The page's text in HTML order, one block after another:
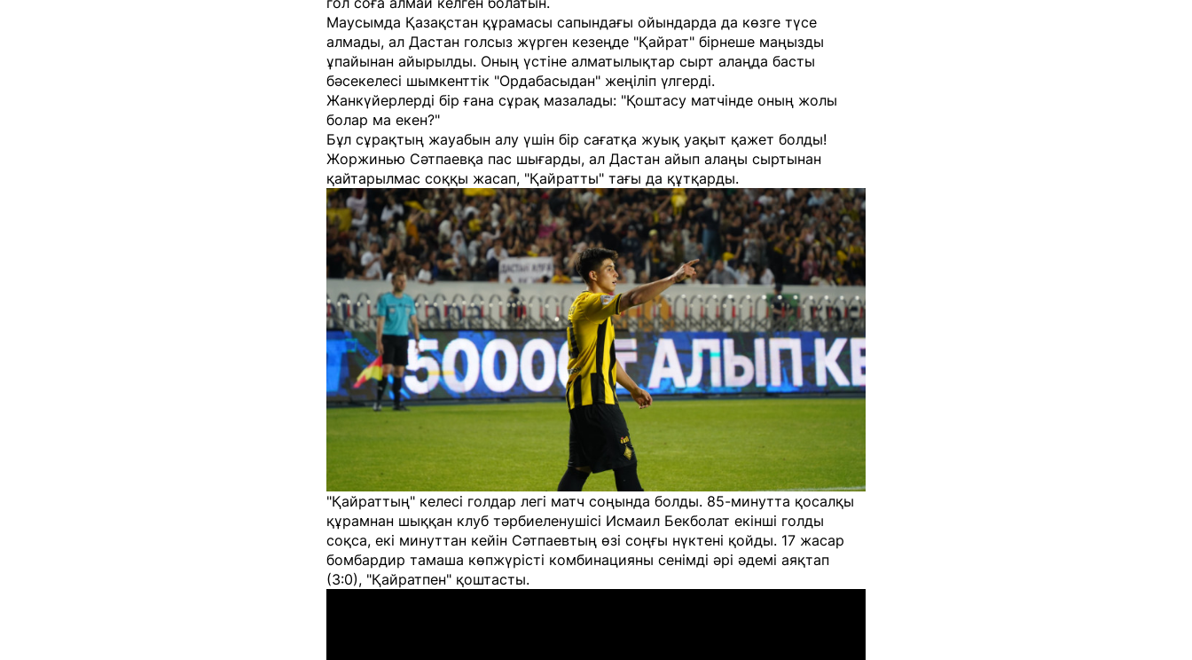
Маусымда Қазақстан құрамасы сапындағы ойындарда да көзге түсе
алмады, ал Дастан голсыз жүрген кезеңде "Қайрат" бірнеше маңызды
ұпайынан айырылды. Оның үстіне алматылықтар сырт алаңда басты
бәсекелесі шымкенттік "Ордабасыдан" жеңіліп үлгерді.
Жанкүйерлерді бір ғана сұрақ мазалады: "Қоштасу матчінде оның жолы
болар ма екен?"
Бұл сұрақтың жауабын алу үшін бір сағатқа жуық уақыт қажет болды!
Жоржинью Сәтпаевқа пас шығарды, ал Дастан айып алаңы сыртынан
қайтарылмас соққы жасап, "Қайратты" тағы да құтқарды.
"Қайраттың" келесі голдар легі матч соңында болды. 85-минутта қосалқы
құрамнан шыққан клуб тәрбиеленушісі Исмаил Бекболат екінші голды
соқса, екі минуттан кейін Сәтпаевтың өзі соңғы нүктені қойды. 17 жасар
бомбардир тамаша көпжүрісті комбинацияны сенімді әрі әдемі аяқтап
(3:0), "Қайратпен" қоштасты.